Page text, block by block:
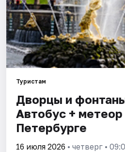
Экскурсии
Спорт
События
Города
Площадки
Артисты
Туристам
Дворцы и
Автобус +
Петербурге
16 июля 2026 • четверг •